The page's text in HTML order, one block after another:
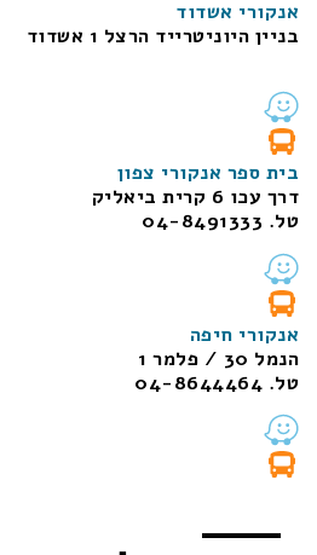
אנקורי אשדוד
בניין היוניטרייד הרצל 1 אשדוד
בית ספר אנקורי צפון
דרך עכו 6 קרית ביאליק
טל. 04-8491333
אנקורי חיפה
הנמל 30 / פלמר 1
טל. 04-8644464